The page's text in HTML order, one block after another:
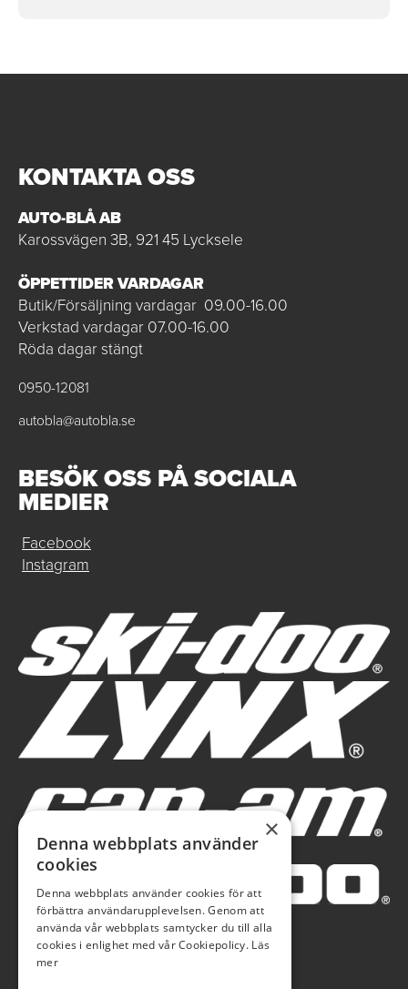
KONTAKTA OSS
AUTO-BLÅ AB
Karossvägen 3B, 921 45 Lycksele
ÖPPETTIDER VARDAGAR
Butik/Försäljning vardagar 09.00-16.00
Verkstad vardagar 07.00-16.00
Röda dagar stängt
0950-12081
autobla@autobla.se
BESÖK OSS PÅ SOCIALA
MEDIER
Facebook
Instagram
×
Denna webbplats använder
cookies
Denna webbplats använder cookies för att
förbättra användarupplevelsen. Genom att
använda vår webbplats samtycker du till alla
cookies i enlighet med vår Cookiepolicy. Läs
mer